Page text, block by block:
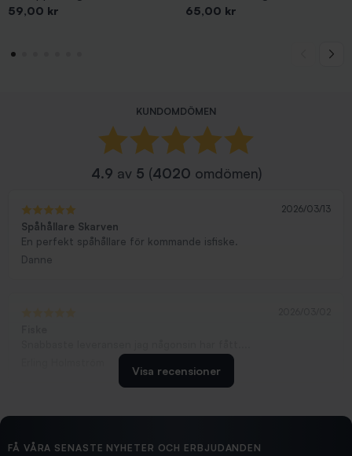
Pris
59,00 kr
Pris
65,00 kr
KUNDOMDÖMEN
4.9 av 5 (4020 omdömen)
2026/03/13
Spåhållare Skarven
En perfekt spåhållare för kommande isfiske.
Danne
2026/02/19
Hittade exakt vad jag behövde. Snabb och bra...
Visa recensioner
FÅ VÅRA SENASTE NYHETER OCH ERBJUDANDEN